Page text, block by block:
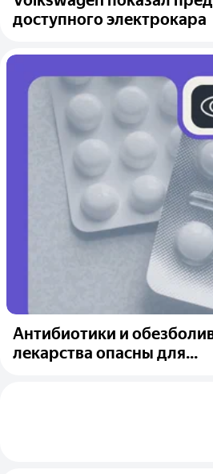
доступного электрокара
Антибиотики и
лекарства опасны для...